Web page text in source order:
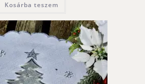
Kosárba teszem